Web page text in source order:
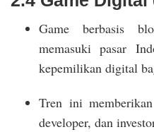
Game berbasis
memasuki pasar
kepemilikan digital
Tren ini
developer, dan